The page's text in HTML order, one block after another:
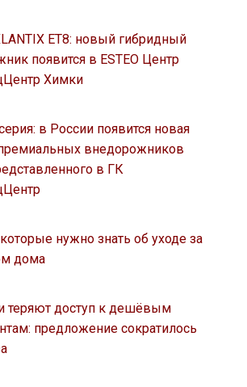
ET8: новый гибридный
появится в ESTEO Центр
Химки
в России появится новая
внедорожников
в ГК
нужно знать об уходе за
дома
теряют доступ к дешёвым
предложение сократилось